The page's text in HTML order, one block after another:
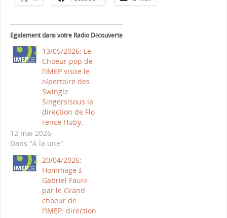
Egalement dans votre Radio Découverte
13/05/2026: Le
Choeur pop de
l’IMEP visite le
répertoire des
Swingle
Singers!sous la
direction de Flo
rence Huby.
12 mai 2026
Dans "A la une"
20/04/2026:
Hommage à
Gabriel Fauré
par le Grand
choeur de
l’IMEP: direction